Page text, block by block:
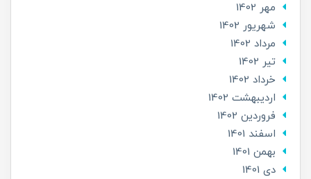
مهر 1402
شهریور 1402
مرداد 1402
تير 1402
خرداد 1402
ارديبهشت 1402
فروردین 1402
اسفند 1401
بهمن 1401
دی 1401